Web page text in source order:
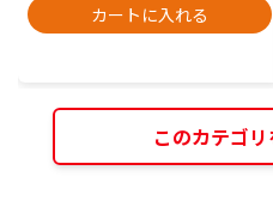
カートに入れる
このカテゴ